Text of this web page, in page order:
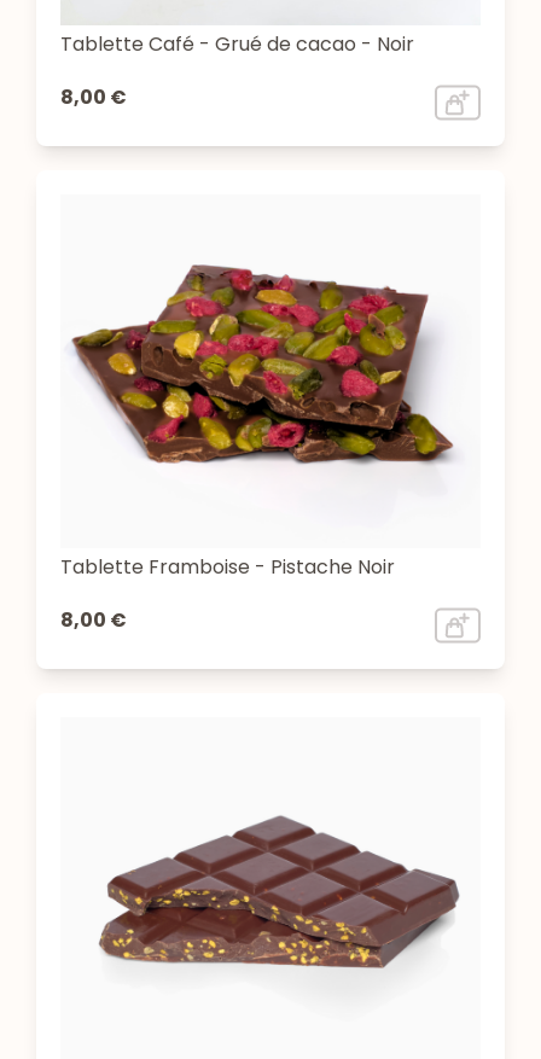
Tablette Café - Grué de cacao - Noir
8,00 €
Tablette Framboise - Pistache Noir
8,00 €